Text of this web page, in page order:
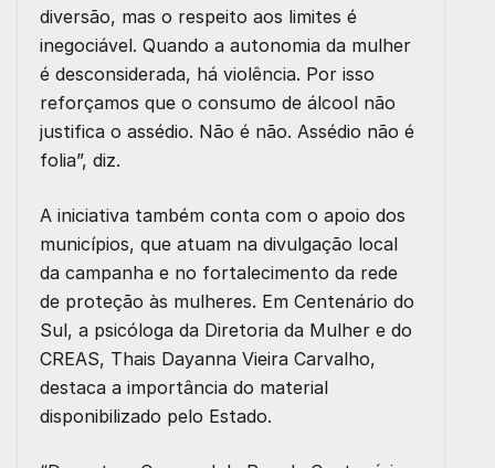
diversão, mas o respeito aos limites é
inegociável. Quando a autonomia da mulher
é desconsiderada, há violência. Por isso
reforçamos que o consumo de álcool não
justifica o assédio. Não é não. Assédio não é
folia”, diz.
A iniciativa também conta com o apoio dos
municípios, que atuam na divulgação local
da campanha e no fortalecimento da rede
de proteção às mulheres. Em Centenário do
Sul, a psicóloga da Diretoria da Mulher e do
CREAS, Thais Dayanna Vieira Carvalho,
destaca a importância do material
disponibilizado pelo Estado.